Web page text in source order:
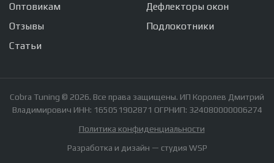
Оптовикам
Отзывы
Статьи
Дефлекторы окон
Подлокотники
Cobra Tuning © 2026. Все права защищены. ИП Королев Дмитрий
Владимирович ИНН: 165051902871 ОГРНИП: 324080000006274
Политика конфиденциальности
Разработка и дизайн — студия WSP